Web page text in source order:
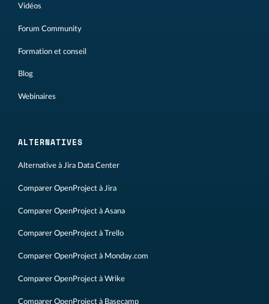
Vidéos
Forum Community
Formation et conseil
Blog
Webinaires
ALTERNATIVES
Alternative à Jira Data Center
Comparer OpenProject à Jira
Comparer OpenProject à Asana
Comparer OpenProject à Trello
Comparer OpenProject à Monday.com
Comparer OpenProject à Wrike
Comparer OpenProject à Basecamp